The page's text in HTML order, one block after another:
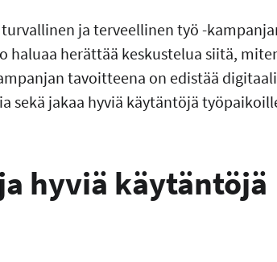
ja terveellinen työ -
haluaa herättää keskustelua siitä,
tavoitteena on edistää
sekä jakaa hyviä käytäntöjä
hyviä käytäntöjä